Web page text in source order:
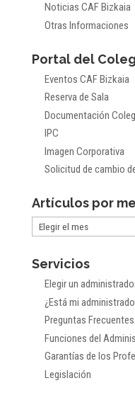
Noticias CAF Bizkaia
Otras Informaciones
Portal del
Eventos CAF Bizkaia
Reserva de Sala
Documentación
IPC
Imagen Corporativa
Solicitud de cambio
Artículos por
Artículos
meses
Servicios
Elegir un
¿Está mi
Preguntas Frecuentes
Funciones del
Garantías de los
Legislación